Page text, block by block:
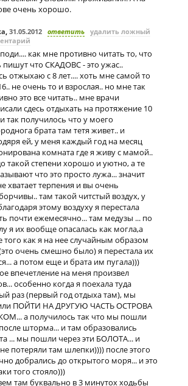
очень хорошо.
, 31.05.2012 ответить удалить ложный
как мне противно читать то, что
пишут что СКАДОВС - это ужас..
отжыхаю с 8 лет.... хоть мне самой то
не очень то и взрослая.. но мне так
это все читать.. мне врачи
сдесь отдыхать на протяжение 10
и так получилось что у моего
брата там тетя живет.. и
ей, у меня каждый год на месяц
комната где я живу с мамой..
такой степени хорошо и уютно, а те
что это просто лужа... значит
хватает терпения и вы очень
там такой читстый воздух, у
этому воздуху я перестала
почти ежемесячно... там медузы ... по
я их вообще опасалась как могла,а
того как я на нее случайным образом
очень смешно было) я перестала их
а потом еще и брата им пугала)))
впечетление на меня произвел
особенно когда я поехала туда
раз (первый год отдыха там), мы
ПОЙТИ НА ДРУГУЮ ЧАСТЬ ОСТРОВА
а получилось так что мы пошли
шторма... и там образовались
... мы пошли через эти БОЛОТА... и
потеряли там шлепки)))) после этого
добрались до открытого моря... и это
того стояло)))
там буквально в 3 минутох ходьбы